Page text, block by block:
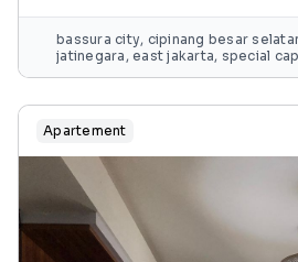
bassura city, cipinang besar
jatinegara, east jakarta, special
Apartement